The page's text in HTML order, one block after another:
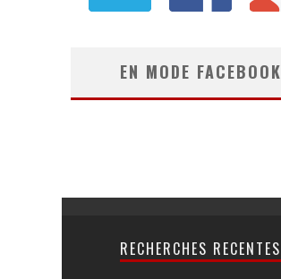
EN MODE FACEBOOK
RECHERCHES RECENTES